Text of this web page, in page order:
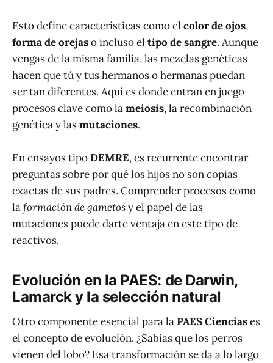
Esto define características como el color de ojos,
forma de orejaso incluso el tipo de sangre. Aunque
vengas de la misma familia, las mezclas genéticas
hacen que tú y tus hermanos o hermanas puedan
ser tan diferentes. Aquí es donde entran en juego
procesos clave como lameiosis, la recombinación
genética y lasmutaciones.
En ensayos tipoDEMRE, es recurrente encontrar
preguntas sobre por qué los hijos no son copias
exactas de sus padres. Comprender procesos como
laformación de gametosy el papel de las
mutaciones puede darte ventaja en este tipo de
reactivos.
Evolución en la PAES: de Darwin,
Lamarck y la selección natural
Otro componente esencial para laPAES Cienciases
el concepto de evolución. ¿Sabías que los perros
vienen del lobo? Esa transformación se da a lo largo